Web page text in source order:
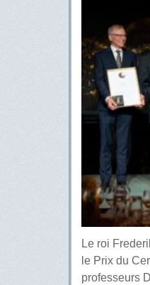
Le roi
le Prix du
professeurs